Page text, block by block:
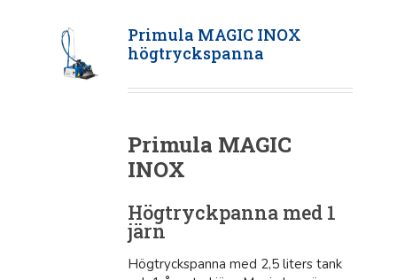
Primula MAGIC INOX
högtryckspanna
Primula MAGIC
INOX
Högtryckpanna med 1
järn
Högtryckspanna med 2,5 liters tank